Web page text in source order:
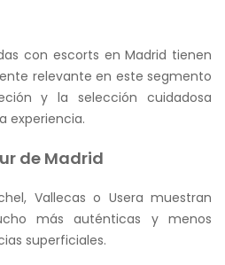
con escorts en Madrid tienen
relevante en este segmento
y la selección cuidadosa
experiencia.
de Madrid
Vallecas o Usera muestran
más auténticas y menos
superficiales.